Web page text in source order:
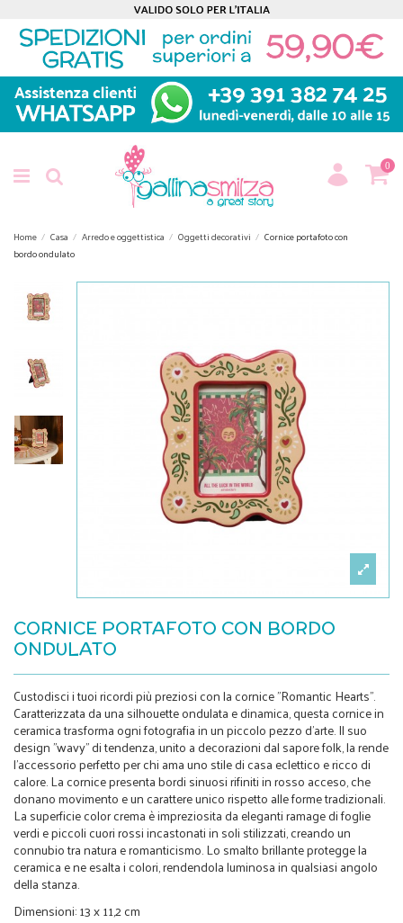
0
Home Casa Arredo e oggettistica Oggetti decorativi
Cornice portafoto con
bordo ondulato
CORNICE PORTAFOTO CON BORDO
ONDULATO
Custodisci i tuoi ricordi più preziosi con la cornice "Romantic Hearts".
Caratterizzata da una silhouette ondulata e dinamica, questa cornice in
ceramica trasforma ogni fotografia in un piccolo pezzo d'arte. Il suo
design "wavy" di tendenza, unito a decorazioni dal sapore folk, la rende
l'accessorio perfetto per chi ama uno stile di casa eclettico e ricco di
calore. La cornice presenta bordi sinuosi rifiniti in rosso acceso, che
donano movimento e un carattere unico rispetto alle forme tradizionali.
La superficie color crema è impreziosita da eleganti ramage di foglie
verdi e piccoli cuori rossi incastonati in soli stilizzati, creando un
connubio tra natura e romanticismo. Lo smalto brillante protegge la
ceramica e ne esalta i colori, rendendola luminosa in qualsiasi angolo
della stanza.
Dimensioni: 13 x 11,2 cm